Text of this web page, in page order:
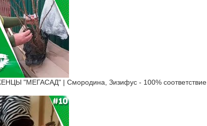
"МЕГАСАД" | Смородина, Зизифус - 100% соответствие